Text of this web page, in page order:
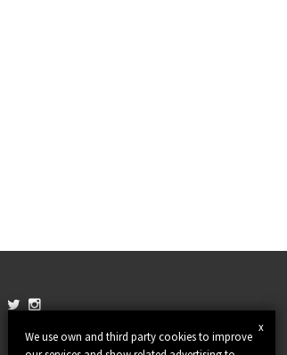
x
We use own and third party cookies to improve
 